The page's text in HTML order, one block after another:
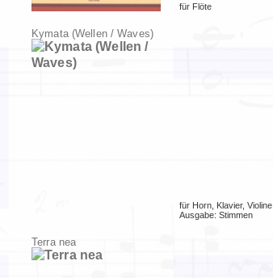
für Flöte
Kymata (Wellen / Waves)
für Horn Klavier, Violine
Ausgabe: Stimmen
Terra nea